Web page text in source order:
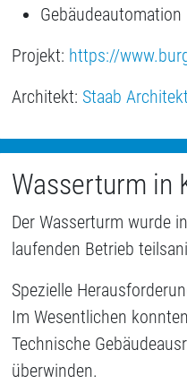
Gebäudeautomation
Projekt: https://
Architekt: Staab
Wasserturm in
Der Wasserturm wurde
laufenden Betrieb
Spezielle
Im Wesentlichen
Technische
überwinden.